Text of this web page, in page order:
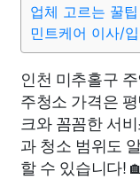
업체 고르는 꿀
민트케어 이사/
인천 미추홀구
주청소 가격은
크와 꼼꼼한 서
과 청소 범위도
할 수 있습니다!